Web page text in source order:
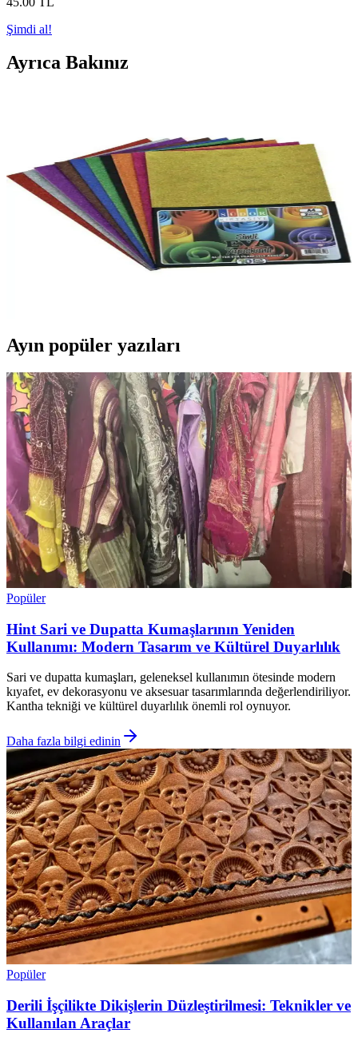
Şimdi al!
Ayrıca Bakınız
Südor Guaj Boya 6'lı set, çocuklar ve sanatçılar için güvenli, parlak
renkler ve kolay kullanım sunar. Uzun ömürlü ve çeşitli yüzeylerde
kullanılabilir, projelerinize renk katmak için ideal.
Südor Eva 20x30 Cm 10 Renk Simli Yapışkanlı
Levhalar Dekorasyon ve El Sanatları İçin
Südor Eva 20x30 Cm 10 Renk Simli Yapışkanlı levhalar, pratik
Ayın popüler yazıları
Popüler
Hint Sari ve Dupatta Kumaşlarının Yeniden
Kullanımı: Modern Tasarım ve Kültürel Duyarlılık
Sari ve dupatta kumaşları, geleneksel kullanımın ötesinde modern
kıyafet, ev dekorasyonu ve aksesuar tasarımlarında değerlendiriliyor.
Kantha tekniği ve kültürel duyarlılık önemli rol oynuyor.
Daha fazla bilgi edinin
Popüler
Derili İşçilikte Dikişlerin Düzleştirilmesi: Teknikler ve
Kullanılan Araçlar